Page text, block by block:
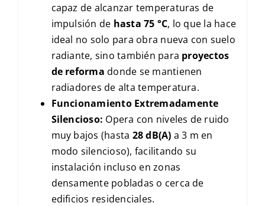
capaz de alcanzar temperaturas de
impulsión de hasta75 °C, lo que la hace
ideal no solo para obra nueva con suelo
radiante, sino también para proyectos
de reforma donde se mantienen
radiadores de alta temperatura.
Funcionamiento Extremadamente
Silencioso: Opera con niveles de ruido
muy bajos (hasta 28 dB(A) a3 m en
modo silencioso), facilitando su
instalación incluso en zonas
densamente pobladas o cerca de
edificios residenciales.